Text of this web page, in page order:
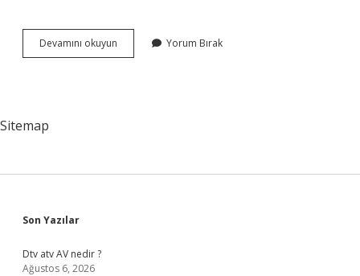
Devamını okuyun
Kadın
Yorum Bırak
Sitemap
Sidebar
Son Yazılar
Dtv atv AV nedir ?
Ağustos 6, 2026